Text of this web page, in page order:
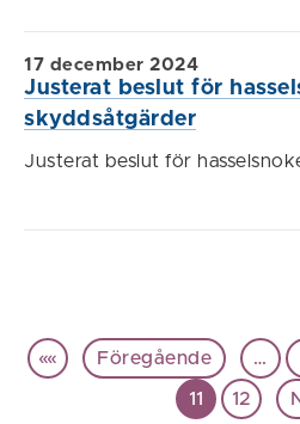
Justerat beslut för
skyddsåtgärder
17 december 2024
Justerat beslut för
«« Föregående …
11 12